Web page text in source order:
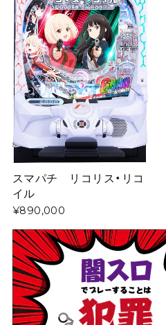
スマパチ リコリス・リコ
イル
¥890,000